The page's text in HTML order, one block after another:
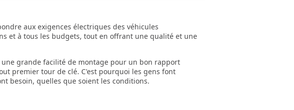
aux exigences électriques des véhicules
et à tous les budgets, tout en offrant une qualité et une
grande facilité de montage pour un bon rapport
premier tour de clé. C'est pourquoi les gens font
besoin, quelles que soient les conditions.